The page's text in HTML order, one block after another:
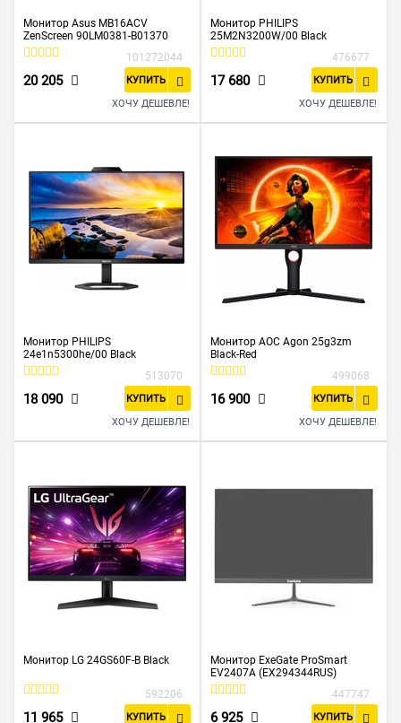
Монитор Asus MB16ACV
ZenScreen 90LM0381-B01370
101272044
20 205 КУПИТЬ
ХОЧУ ДЕШЕВЛЕ!
Монитор PHILIPS
25M2N3200W/00 Black
476677
17 680 КУПИТЬ
ХОЧУ ДЕШЕВЛЕ!
Монитор PHILIPS
24e1n5300he/00 Black
513070
18 090 КУПИТЬ
ХОЧУ ДЕШЕВЛЕ!
Монитор AOC Agon 25g3zm
Black-Red
499068
16 900 КУПИТЬ
ХОЧУ ДЕШЕВЛЕ!
Монитор LG 24GS60F-B Black
592206
11 965 КУПИТЬ
Монитор ExeGate ProSmart
EV2407A (EX294344RUS)
447747
6 925 КУПИТЬ